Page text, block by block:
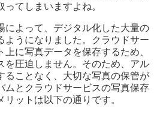
てしまいますよね。
によって、デジタル化した大量の
ようになりました。クラウドサー
上に写真データを保存するため、
を圧迫しません。そのため、アル
ることなく、大切な写真の保管が
ムとクラウドサービスの写真保存
ットは以下の通りです。